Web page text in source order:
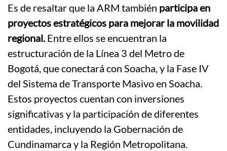
Es de resaltar que la ARM también participa en
proyectos estratégicos para mejorar la movilidad
regional. Entre ellos se encuentran la
estructuración de la Línea 3 del Metro de
Bogotá, que conectará con Soacha, y la Fase IV
del Sistema de Transporte Masivo en Soacha.
Estos proyectos cuentan con inversiones
significativas y la participación de diferentes
entidades, incluyendo la Gobernación de
Cundinamarca y la Región Metropolitana.